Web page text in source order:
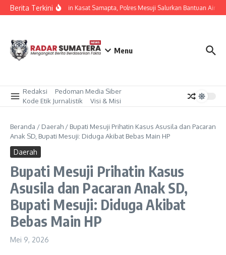
Lewati ke konten
Berita TerkiniDipimpin Kasat Samapta, Polres Mesuji Salurkan Bantuan Air
Menu
Redaksi
Pedoman Media Siber
Kode Etik Jurnalistik
Visi & Misi
Beranda / Daerah / Bupati Mesuji Prihatin Kasus Asusila dan Pacaran
Anak SD, Bupati Mesuji: Diduga Akibat Bebas Main HP
Daerah
Bupati Mesuji Prihatin Kasus
Asusila dan Pacaran Anak SD,
Bupati Mesuji: Diduga Akibat
Bebas Main HP
Mei 9, 2026